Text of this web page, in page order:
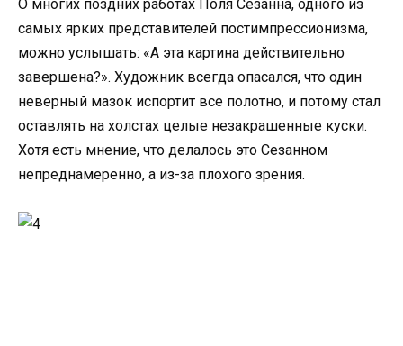
О многих поздних работах Поля Сезанна, одного из
самых ярких представителей постимпрессионизма,
можно услышать: «А эта картина действительно
завершена?». Художник всегда опасался, что один
неверный мазок испортит все полотно, и потому стал
оставлять на холстах целые незакрашенные куски.
Хотя есть мнение, что делалось это Сезанном
непреднамеренно, а из-за плохого зрения.